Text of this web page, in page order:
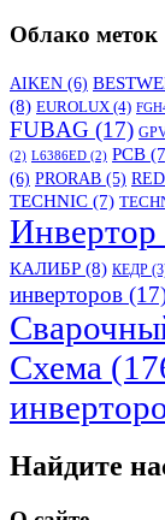
Облако меток
AIKEN (6)
(8) EUROLUX (4)
FUBAG (17)
(2) L6386ED (2) PCB
(6) PRORAB (5)
TECHNIC (7)
Инвертор
КАЛИБР (8) КЕДР
инверторов
Схема
Найдите